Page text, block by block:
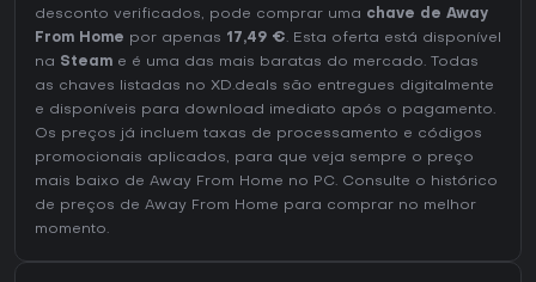
desconto verificados, pode comprar uma chave de Away
From Home por apenas 17,49 €. Esta oferta está disponível
na Steam e é uma das mais baratas do mercado. Todas
as chaves listadas no XD.deals são entregues digitalmente
e disponíveis para download imediato após o pagamento.
Os preços já incluem taxas de processamento e códigos
promocionais aplicados, para que veja sempre o preço
mais baixo de Away From Home no PC. Consulte o histórico
de preços de Away From Home para comprar no melhor
momento.